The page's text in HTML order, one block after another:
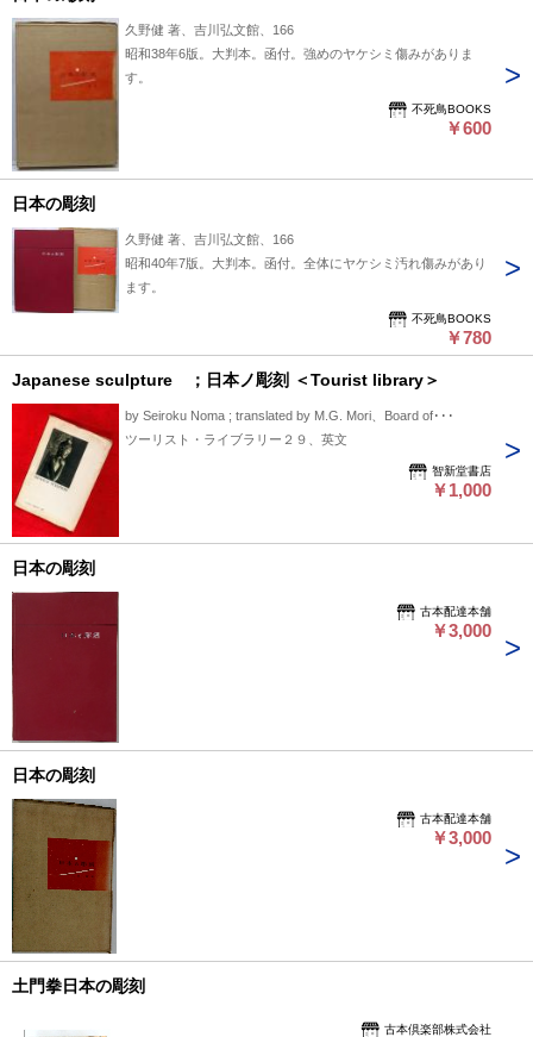
久野健 著、吉川弘文館、166
昭和38年6版。大判本。函付。強めのヤケシミ傷みがありま
す。
不死鳥BOOKS
￥600
日本の彫刻
久野健 著、吉川弘文館、166
昭和40年7版。大判本。函付。全体にヤケシミ汚れ傷みがあり
ます。
不死鳥BOOKS
￥780
Japanese sculpture ；日本ノ彫刻 ＜Tourist library＞
by Seiroku Noma ; translated by M.G. Mori、Board of･･･
ツーリスト・ライブラリー２９、英文
智新堂書店
￥1,000
日本の彫刻
古本配達本舗
￥3,000
日本の彫刻
古本配達本舗
￥3,000
土門拳日本の彫刻
古本倶楽部株式会社